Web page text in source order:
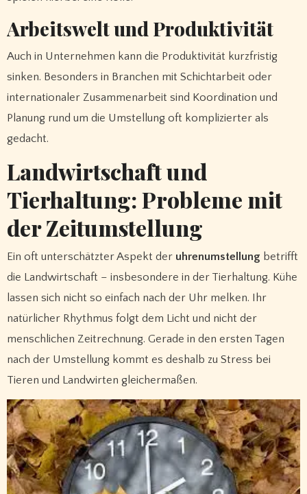
Arbeitswelt und Produktivität
Auch in Unternehmen kann die Produktivität kurzfristig
sinken. Besonders in Branchen mit Schichtarbeit oder
internationaler Zusammenarbeit sind Koordination und
Planung rund um die Umstellung oft komplizierter als
gedacht.
Landwirtschaft und
Tierhaltung: Probleme mit
der Zeitumstellung
Ein oft unterschätzter Aspekt der uhrenumstellung betrifft
die Landwirtschaft – insbesondere in der Tierhaltung. Kühe
lassen sich nicht so einfach nach der Uhr melken. Ihr
natürlicher Rhythmus folgt dem Licht und nicht der
menschlichen Zeitrechnung. Gerade in den ersten Tagen
nach der Umstellung kommt es deshalb zu Stress bei
Tieren und Landwirten gleichermaßen.